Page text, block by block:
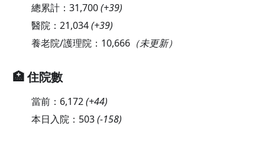
總累計： 31,700(+39)
醫院： 21,034(+39)
養老院/護理院： 10,666（未更新）
🏥 住院數
當前： 6,172(+44)
本日入院： 503(-158)